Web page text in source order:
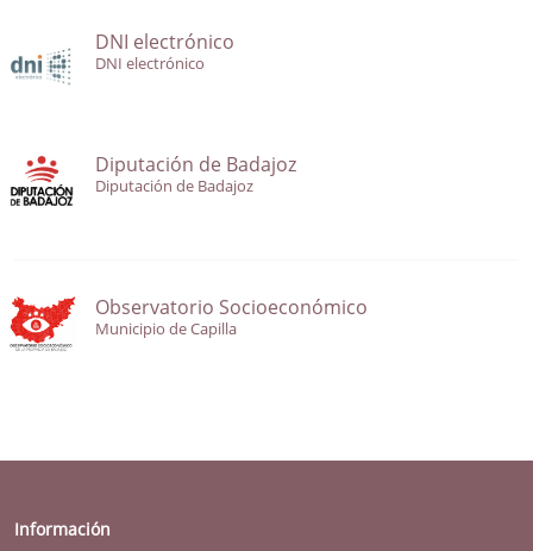
DNI electrónico
DNI electrónico
Diputación de Badajoz
Diputación de Badajoz
Observatorio Socioeconómico
Municipio de Capilla
Información